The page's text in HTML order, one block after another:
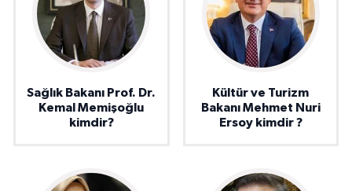
Sağlık Bakanı Prof. Dr.
Kemal Memişoğlu
kimdir?
Kültür ve Turizm
Bakanı Mehmet Nuri
Ersoy kimdir ?